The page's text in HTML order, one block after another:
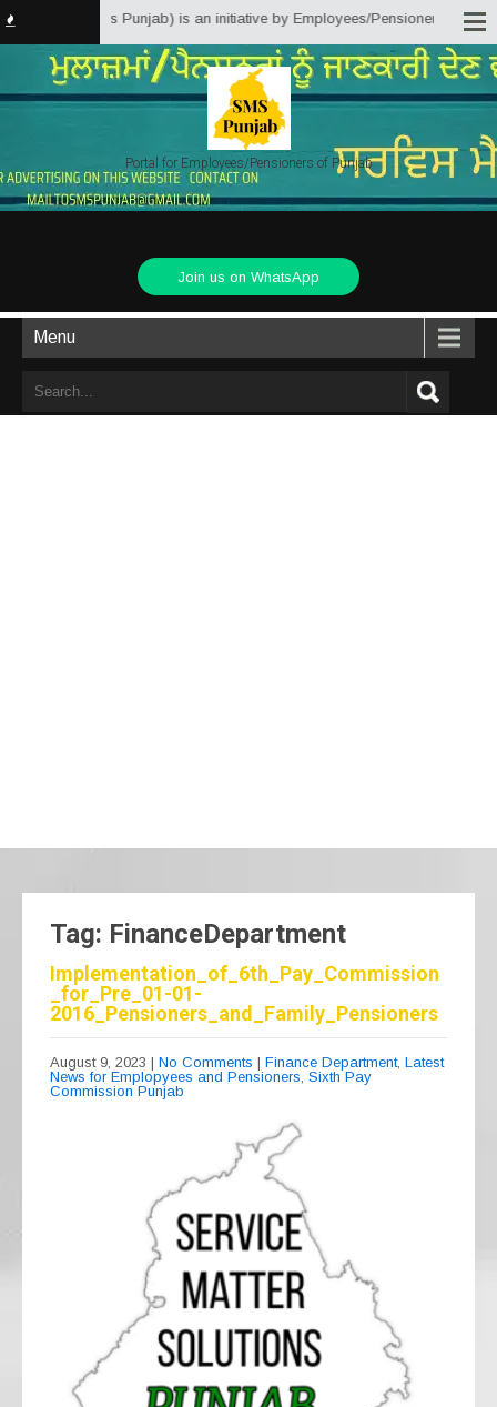
Solutions Punjab) is an initiative by Employees/Pensioners of Punjab
Portal for Employees/Pensioners of Punjab
Join us on WhatsApp
Menu
Tag: FinanceDepartment
Implementation_of_6th_Pay_Commission
_for_Pre_01-01-
2016_Pensioners_and_Family_Pensioners
August 9, 2023 | No Comments | Finance Department, Latest
News for Emplopyees and Pensioners, Sixth Pay
Commission Punjab